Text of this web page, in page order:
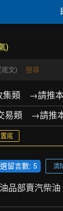
)
底文) 搜尋
集類 →請推
交易類 →請推
置底
留言數: 5 清
品部賣汽柴